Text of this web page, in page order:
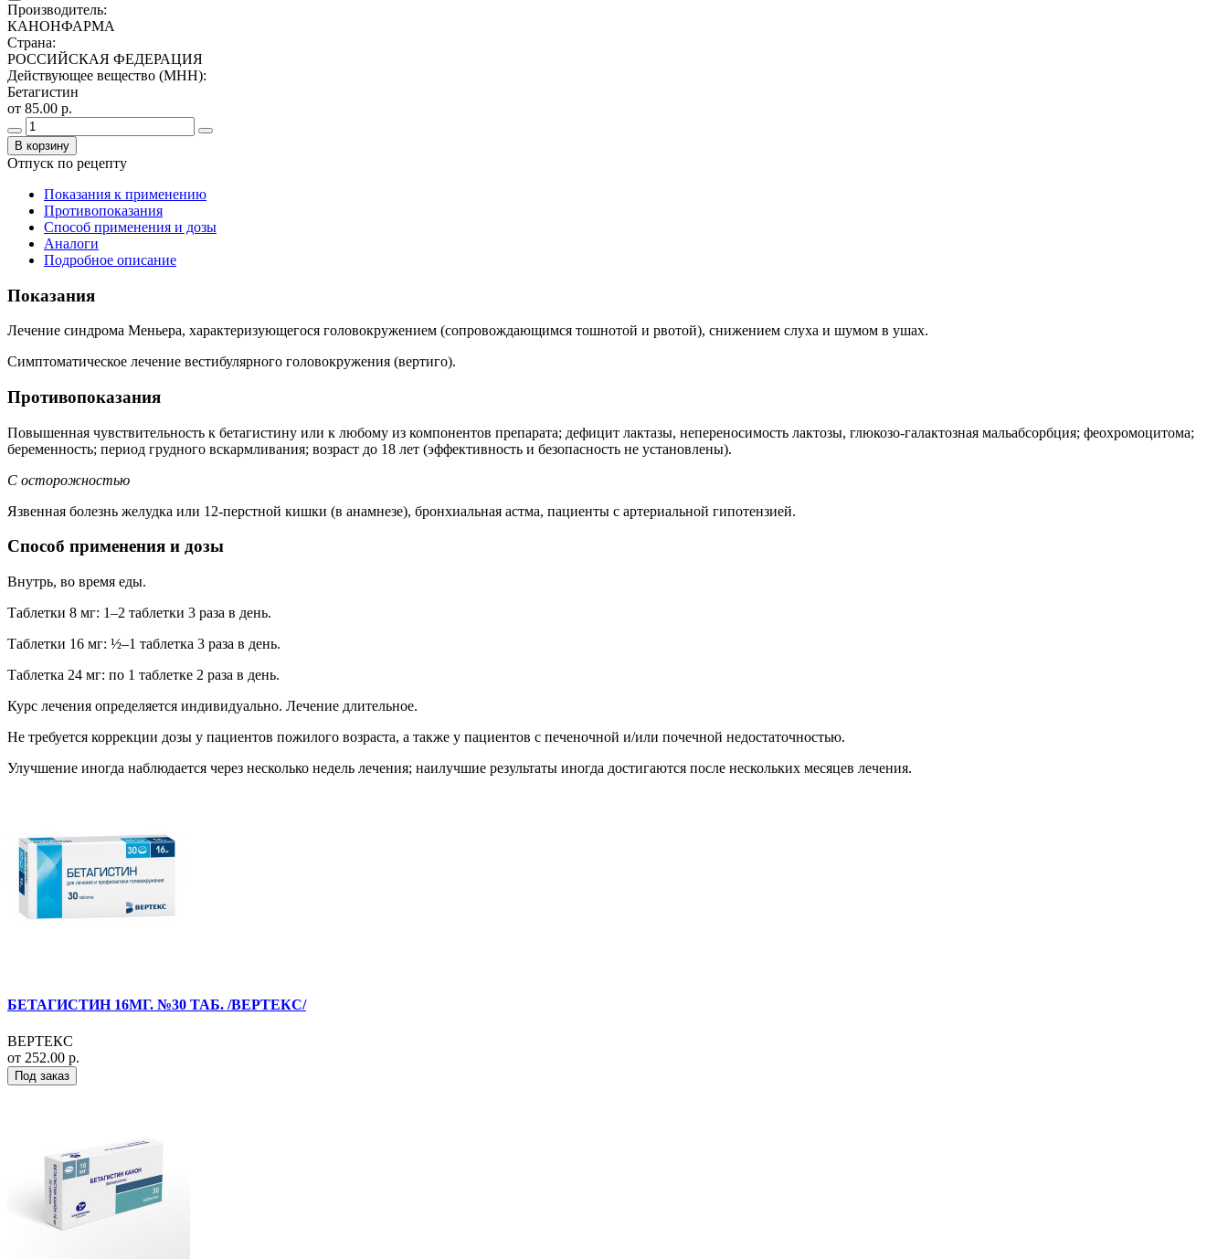
Производитель:
КАНОНФАРМА
Страна:
РОССИЙСКАЯ ФЕДЕРАЦИЯ
Действующее вещество (МНН):
Бетагистин
от 85.00 р.
В корзину
Отпуск по рецепту
Показания к применению
Противопоказания
Способ применения и дозы
Аналоги
Подробное описание
Показания
Лечение синдрома Меньера, характеризующегося головокружением (сопровождающимся тошнотой и рвотой), снижением слуха и шумом в ушах.
Симптоматическое лечение вестибулярного головокружения (вертиго).
Противопоказания
Повышенная чувствительность к бетагистину или к любому из компонентов препарата; дефицит лактазы, непереносимость лактозы, глюкозо-галактозная мальабсорбция; феохромоцитома;
беременность; период грудного вскармливания; возраст до 18 лет (эффективность и безопасность не установлены).
С осторожностью
Язвенная болезнь желудка или 12-перстной кишки (в анамнезе), бронхиальная астма, пациенты с артериальной гипотензией.
Способ применения и дозы
Внутрь, во время еды.
Таблетки 8 мг: 1–2 таблетки 3 раза в день.
Таблетки 16 мг: ½–1 таблетка 3 раза в день.
Таблетка 24 мг: по 1 таблетке 2 раза в день.
Курс лечения определяется индивидуально. Лечение длительное.
Не требуется коррекции дозы у пациентов пожилого возраста, а также у пациентов с печеночной и/или почечной недостаточностью.
Улучшение иногда наблюдается через несколько недель лечения; наилучшие результаты иногда достигаются после нескольких месяцев лечения.
БЕТАГИСТИН 16МГ. №30 ТАБ. /ВЕРТЕКС/
ВЕРТЕКС
от 252.00 р.
Под заказ